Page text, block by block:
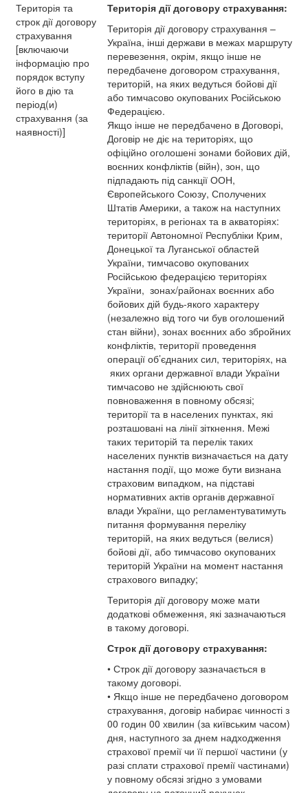
Територія та
строк дії договору
страхування
[включаючи
інформацію про
порядок вступу
його в дію та
період(и)
страхування (за
наявності)]
Територія дії договору страхування:
Територія дії договору страхування –
Україна, інші держави в межах маршруту
перевезення, окрім, якщо інше не
передбачене договором страхування,
територій, на яких ведуться бойові дії
або тимчасово окупованих Російською
Федерацією.
Якщо інше не передбачено в Договорі,
Договір не діє на територіях, що
офіційно оголошені зонами бойових дій,
воєнних конфліктів (війн), зон, що
підпадають під санкції ООН,
Європейського Союзу, Сполучених
Штатів Америки, а також на наступних
територіях, в регіонах та в акваторіях:
території Автономної Республіки Крим,
Донецької та Луганської областей
України, тимчасово окупованих
Російською федерацією територіях
України, зонах/районах воєнних або
бойових дій будь-якого характеру
(незалежно від того чи був оголошений
стан війни), зонах воєнних або збройних
конфліктів, території проведення
операції об’єднаних сил, територіях, на
яких органи державної влади України
тимчасово не здійснюють свої
повноваження в повному обсязі;
території та в населених пунктах, які
розташовані на лінії зіткнення. Межі
таких територій та перелік таких
населених пунктів визначається на дату
настання події, що може бути визнана
страховим випадком, на підставі
нормативних актів органів державної
влади України, що регламентуватимуть
питання формування переліку
територій, на яких ведуться (велися)
бойові дії, або тимчасово окупованих
територій України на момент настання
страхового випадку;
Територія дії договору може мати
додаткові обмеження, які зазначаються
в такому договорі.
Строк дії договору страхування:
• Строк дії договору зазначається в
такому договорі.
• Якщо інше не передбачено договором
страхування, договір набирає чинності з
00 годин 00 хвилин (за київським часом)
дня, наступного за днем надходження
страхової премії чи її першої частини (у
разі сплати страхової премії частинами)
у повному обсязі згідно з умовами